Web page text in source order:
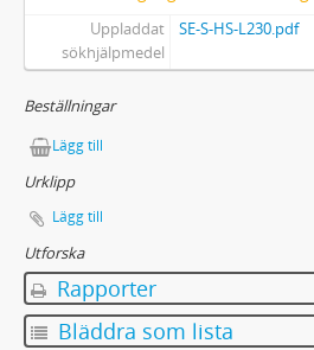
18 - Tryck
19 - Varia
20 - Föremål
21 - Dossiéer (alfabetiskt
Uppladdat
sökhjälpmedel
SE-S-HS-L230.pdf
Beställningar
Lägg till
Urklipp
Lägg till
Utforska
Rapporter
Bläddra som lista